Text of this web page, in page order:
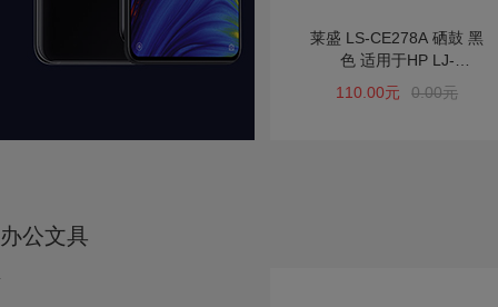
莱盛 LS-CE278A 硒鼓 黑
色 适用于HP LJ-
P1566/P1606/M1536,CA
NON LBP-6200d
110.00元 0.00元
办公文具